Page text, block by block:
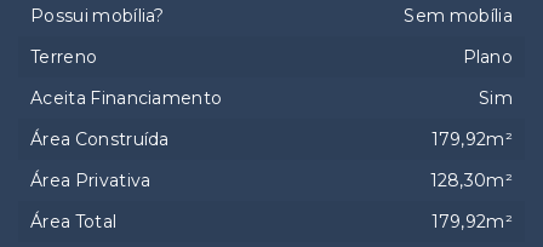
Possui mobília?
Sem mobília
Terreno
Plano
Aceita Financiamento
Sim
Área Construída
179,92m²
Área Privativa
128,30m²
Área Total
179,92m²